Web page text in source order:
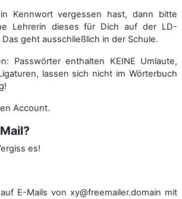
Kennwort vergessen hast, dann bitte
Lehrerin dieses für Dich auf der LD-
geht ausschließlich in der Schule.
Passwörter enthalten KEINE Umlaute,
lassen sich nicht im Wörterbuch
Account.
es!
E-Mails von xy@freemailer.domain mit